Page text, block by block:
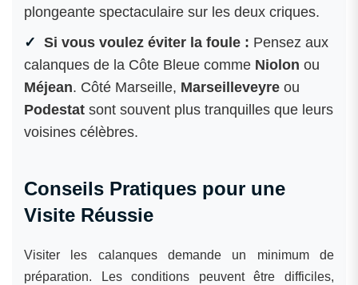
plongeante spectaculaire sur les deux criques.
Si vous voulez éviter la foule : Pensez aux
calanques de la Côte Bleue comme Niolon ou
Méjean. Côté Marseille, Marseilleveyre ou
Podestat sont souvent plus tranquilles que leurs
voisines célèbres.
Conseils Pratiques pour une
Visite Réussie
Visiter les calanques demande un minimum de
préparation. Les conditions peuvent être difficiles,